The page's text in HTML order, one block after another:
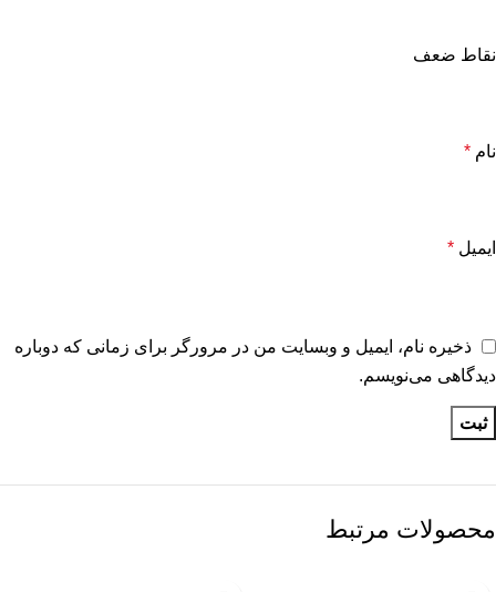
نقاط ضعف
نام *
ایمیل *
ذخیره نام، ایمیل و وبسایت من در مرورگر برای زمانی که دوباره
دیدگاهی می‌نویسم.
محصولات مرتبط